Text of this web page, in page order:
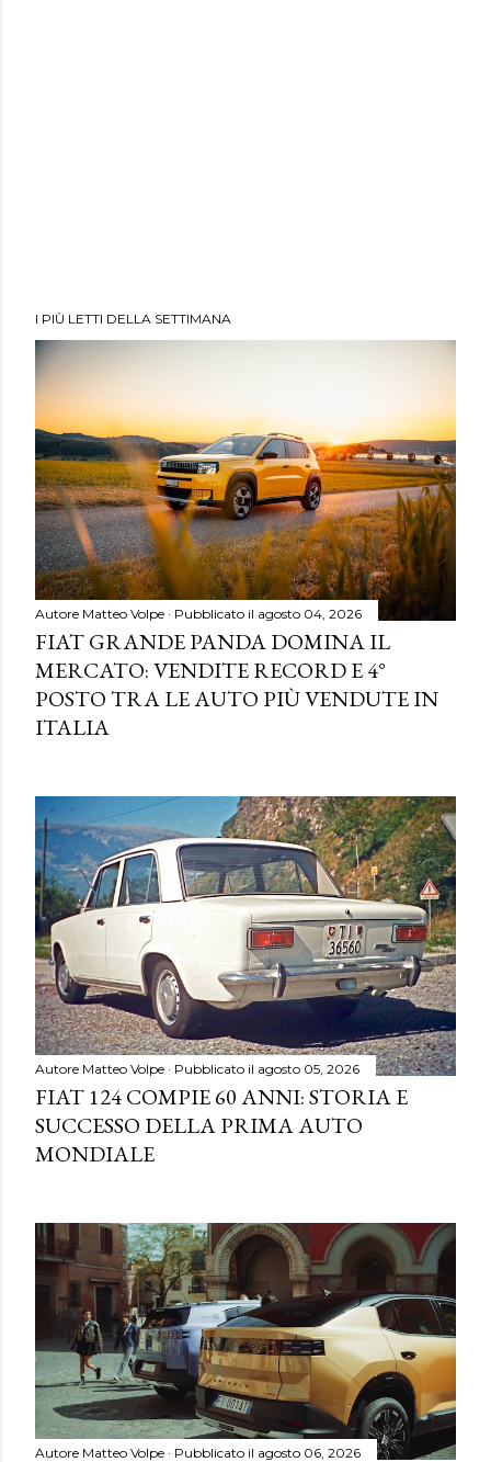
I PIÙ LETTI DELLA SETTIMANA
Autore Matteo Volpe Pubblicato il agosto 04, 2026
FIAT GRANDE PANDA DOMINA IL
MERCATO: VENDITE RECORD E 4°
POSTO TRA LE AUTO PIÙ VENDUTE IN
ITALIA
Autore Matteo Volpe Pubblicato il agosto 05, 2026
FIAT 124 COMPIE 60 ANNI: STORIA E
SUCCESSO DELLA PRIMA AUTO
MONDIALE
Autore Matteo Volpe Pubblicato il agosto 06, 2026